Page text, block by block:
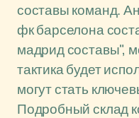
составы команд.
фк барселона
мадрид составы",
тактика будет
могут стать
Подробный склад